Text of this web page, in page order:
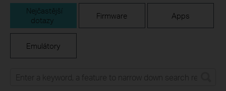
Nejčastější
dotazy
Firmware Apps
Emulátory